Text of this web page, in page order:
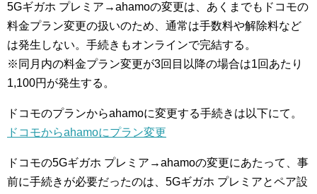
5Gギガホ プレミア→ahamoの変更は、あくまでもドコモの
料金プラン変更の扱いのため、通常は手数料や解除料など
は発生しない。手続きもオンラインで完結する。
※同月内の料金プラン変更が3回目以降の場合は1回あたり
1,100円が発生する。
ドコモのプランからahamoに変更する手続きは以下にて。
ドコモからahamoにプラン変更
ドコモの5Gギガホ プレミア→ahamoの変更にあたって、事
前に手続きが必要だったのは、5Gギガホ プレミアとペア設